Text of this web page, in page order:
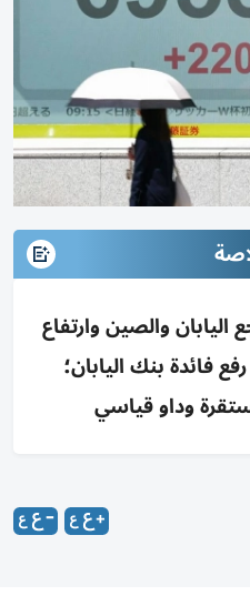
والصين وارتفاع
رفع فائدة بنك اليابان؛
وداو قياسي